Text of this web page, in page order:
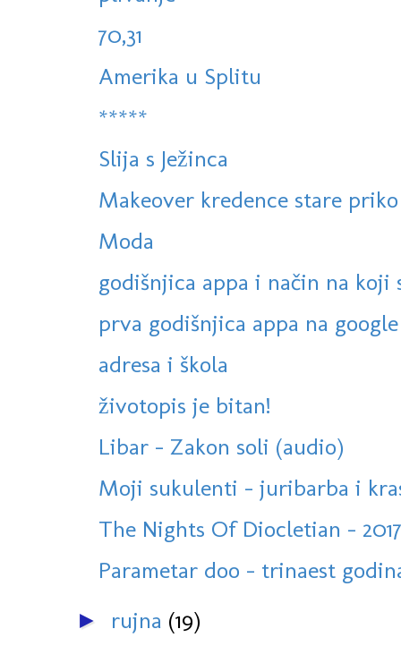
70,31
Amerika u Splitu
*****
Slija s Ježinca
Makeover kredence stare
Moda
godišnjica appa i način na koji
prva godišnjica appa na
adresa i škola
životopis je bitan!
Libar - Zakon soli (audio)
Moji sukulenti - juribarba i
The Nights Of Diocletian -
Parametar doo - trinaest
► rujna (19)